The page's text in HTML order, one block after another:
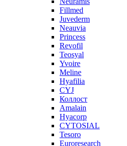
Fillmed
Juvederm
Neauvia
Princess
Revofil
Teosyal
Yvoire
Meline
Hyafilia
CYJ
Коллост
Amalain
Hyacorp
CYTOSIAL
Tesoro
Euroresearch